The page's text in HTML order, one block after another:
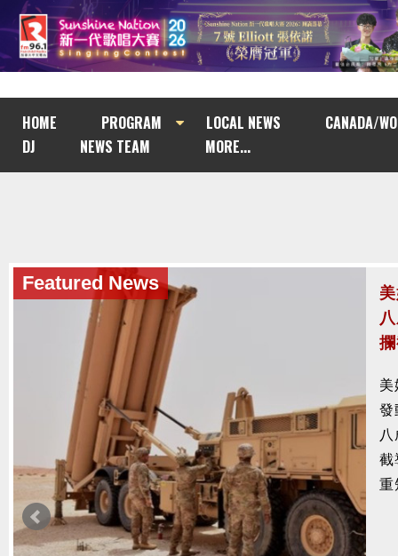
HOME PROGRAM LOCAL NEWS
CANADA/
DJ
NEWS TEAM MORE...
Featured News
發
截
重
Featured News
亡
示
空
亡